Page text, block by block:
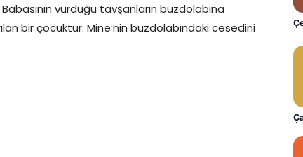
Babasının vurduğu tavşanların buzdolabına
bir çocuktur. Mine’nin buzdolabındaki cesedini